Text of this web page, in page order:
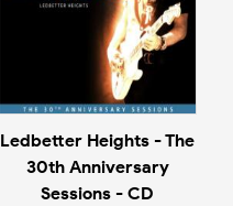
Ledbetter Heights - The
30th Anniversary
Sessions - CD